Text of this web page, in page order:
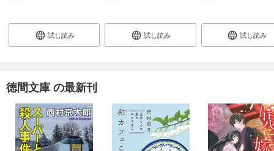
試し読み 試し読み 試し読み
徳間文庫 の最新刊